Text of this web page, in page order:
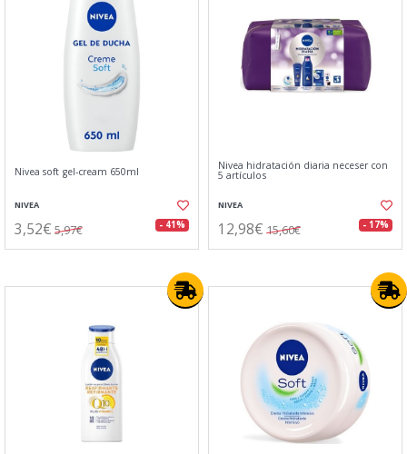
Nivea soft gel-cream 650ml
NIVEA
3,52€ 5,97€ - 41%
Nivea hidratación diaria neceser con
5 artículos
NIVEA
12,98€ 15,60€ - 17%